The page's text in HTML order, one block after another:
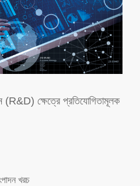
(R&D) ক্ষেত্রে প্রতিযোগিতামূলক
খরচ